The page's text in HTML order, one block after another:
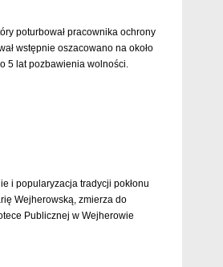
poturbował pracownika ochrony
wstępnie oszacowano na około
5 lat pozbawienia wolności.
i popularyzacja tradycji pokłonu
Wejherowską, zmierza do
Publicznej w Wejherowie